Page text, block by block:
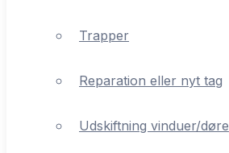
Trapper
Reparation eller nyt tag
Udskiftning vinduer/døre